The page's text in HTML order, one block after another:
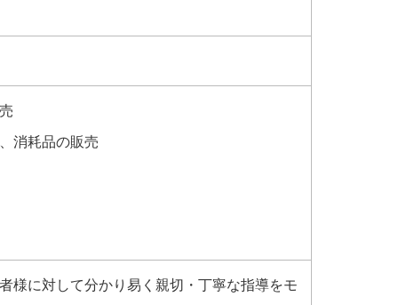
消耗品の販売
様に対して分かり易く親切・丁寧な指導をモ